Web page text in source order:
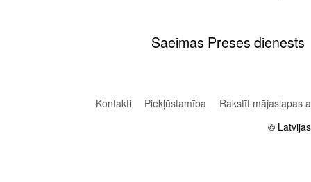
Saeimas Preses dienests
Kontakti Piekļūstamība
Rakstīt mājaslapas
©